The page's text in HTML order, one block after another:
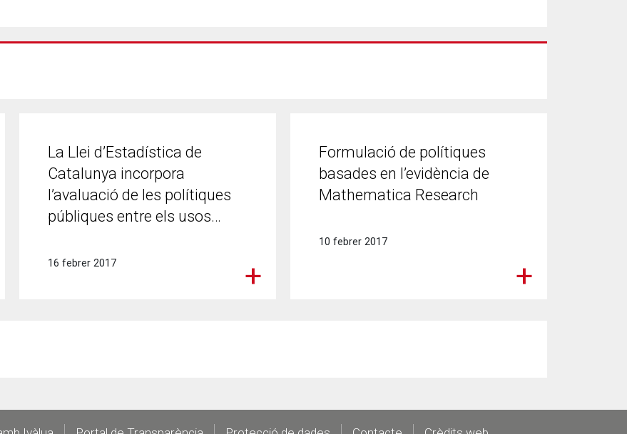
La Llei d’Estadística de
Catalunya incorpora
l’avaluació de les polítiques
públiques entre els usos…
16 febrer 2017
Formulació de polítiques
basades en l’evidència de
Mathematica Research
10 febrer 2017